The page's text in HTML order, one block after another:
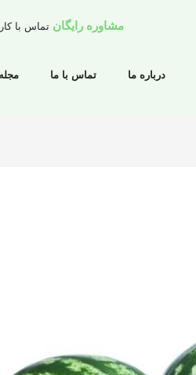
مشاوره رایگان تماس با
درباره ما تماس با ما مجله